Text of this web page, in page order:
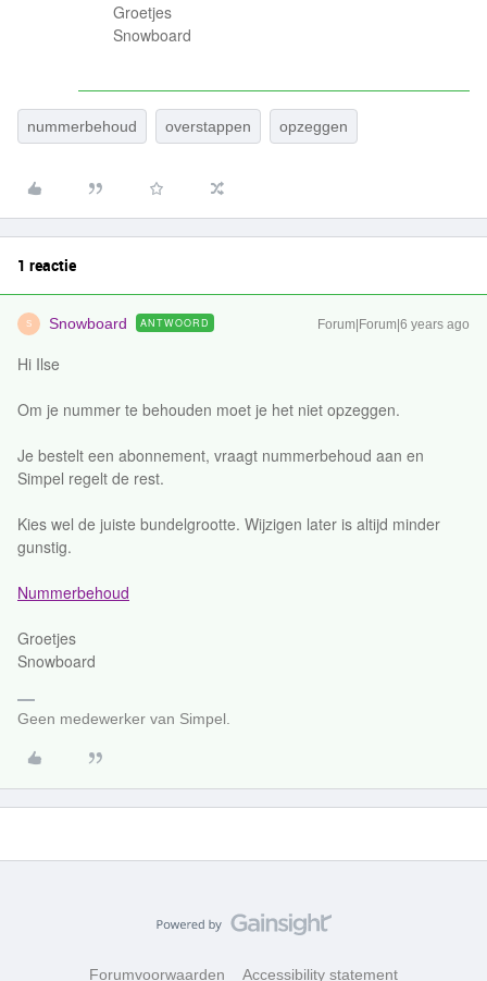
Groetjes
Snowboard
nummerbehoud overstappen opzeggen
1 reactie
S Snowboard ANTWOORD Forum|Forum|6 years ago
Hi Ilse
Om je nummer te behouden moet je het niet opzeggen.
Je bestelt een abonnement, vraagt nummerbehoud aan en
Simpel regelt de rest.
Kies wel de juiste bundelgrootte. Wijzigen later is altijd minder
gunstig.
Nummerbehoud
Groetjes
Snowboard
Geen medewerker van Simpel.
Forumvoorwaarden Accessibility statement